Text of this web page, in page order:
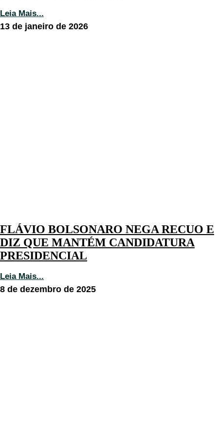
Leia Mais...
13 de janeiro de 2026
FLÁVIO BOLSONARO NEGA RECUO E
DIZ QUE MANTÉM CANDIDATURA
PRESIDENCIAL
Leia Mais...
8 de dezembro de 2025